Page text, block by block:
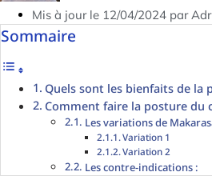
Mis à jour le 12/04/2024 par
Sommaire
Quels sont les bienfaits de la
Comment faire la posture du
Les variations de
Variation 1
Variation 2
Les contre-indications :